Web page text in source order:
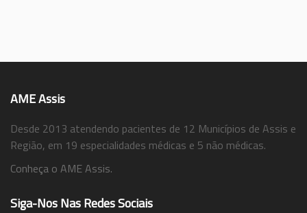
AME Assis
Desde 2013 atendendo pacientes de 12 Municípios de Assis e
Região, em 19 especialidades médicas e 5 não médicas.
Conheça o AME Assis.
Siga-Nos Nas Redes Sociais